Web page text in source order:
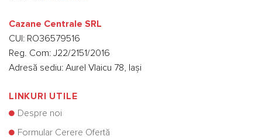
Cazane Centrale SRL
CUI: RO36579516
Reg. Com: J22/2151/2016
Adresă sediu: Aurel Vlaicu 78, Iași
LINKURI UTILE
Despre noi
Formular Cerere Ofertă